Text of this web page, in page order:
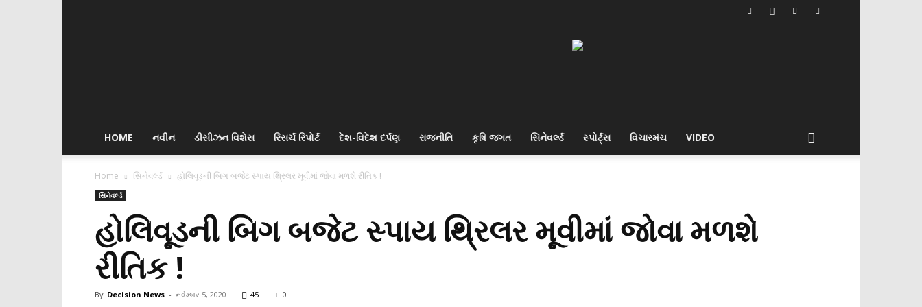
HOME નવીન ડીસીઝન વિશેસ રિસર્ચ રિપોર્ટ દેશ-વિદેશ દર્પણ રાજનીતિ કૃષિ જગત સિનેવર્લ્ડ સ્પોર્ટ્સ વિચારમંચ VIDEO
Home સિનેવર્લ્ડ હોલિવૂડની બિગ બજેટ સ્પાય થ્રિલર મૂવીમાં જોવા મળશે રીતિક !
સિનેવર્લ્ડ
હોલિવૂડની બિગ બજેટ સ્પાય થ્રિલર મૂવીમાં જોવા મળશે
રીતિક !
By Decision News - નવેમ્બર 5, 2020 45 0